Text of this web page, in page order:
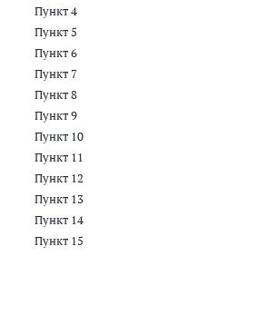
Пункт 4
Пункт 5
Пункт 6
Пункт 7
Пункт 8
Пункт 9
Пункт 10
Пункт 11
Пункт 12
Пункт 13
Пункт 14
Пункт 15